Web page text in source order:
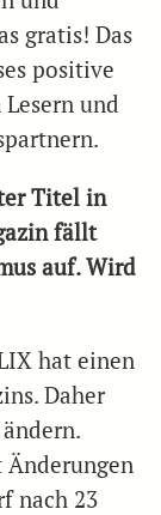
gratis! Das
positive
und
Titel in
fällt
auf. Wird
hat einen
Daher
nach 23